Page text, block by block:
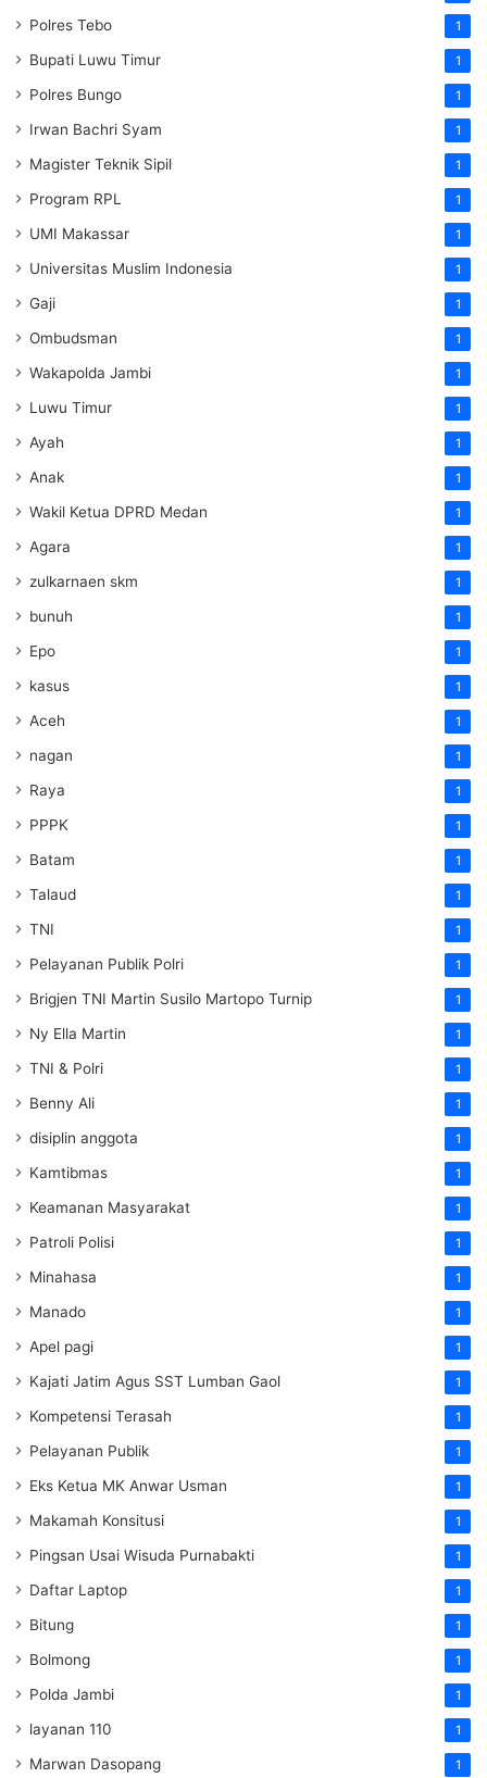
Polres Tebo 1
Bupati Luwu Timur 1
Polres Bungo 1
Irwan Bachri Syam 1
Magister Teknik Sipil 1
Program RPL 1
UMI Makassar 1
Universitas Muslim Indonesia 1
Gaji 1
Ombudsman 1
Wakapolda Jambi 1
Luwu Timur 1
Ayah 1
Anak 1
Wakil Ketua DPRD Medan 1
Agara 1
zulkarnaen skm 1
bunuh 1
Epo 1
kasus 1
Aceh 1
nagan 1
Raya 1
PPPK 1
Batam 1
Talaud 1
TNI 1
Pelayanan Publik Polri 1
Brigjen TNI Martin Susilo Martopo Turnip 1
Ny Ella Martin 1
TNI & Polri 1
Benny Ali 1
disiplin anggota 1
Kamtibmas 1
Keamanan Masyarakat 1
Patroli Polisi 1
Minahasa 1
Manado 1
Apel pagi 1
Kajati Jatim Agus SST Lumban Gaol 1
Kompetensi Terasah 1
Pelayanan Publik 1
Eks Ketua MK Anwar Usman 1
Makamah Konsitusi 1
Pingsan Usai Wisuda Purnabakti 1
Daftar Laptop 1
Bitung 1
Bolmong 1
Polda Jambi 1
layanan 110 1
Marwan Dasopang 1